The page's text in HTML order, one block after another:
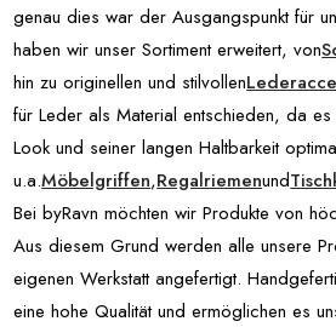
genau dies war der Ausgangspunkt für
haben wir unser Sortiment erweitert, von
hin zu originellen und stilvollen
für Leder als Material entschieden, da es
Look und seiner langen Haltbarkeit
u.a.Möbelgriffen,Regalriemenund
Bei byRavn möchten wir Produkte von
Aus diesem Grund werden alle unsere
eigenen Werkstatt angefertigt.
eine hohe Qualität und ermöglichen es